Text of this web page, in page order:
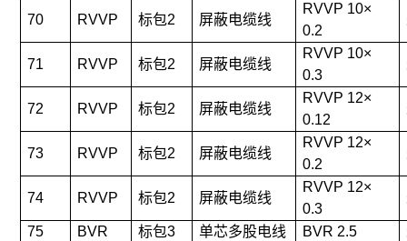
70 RVVP 标包2 屏蔽电缆线
RVVP 10×
0.2
71 RVVP 标包2 屏蔽电缆线
RVVP 10×
0.3
72 RVVP 标包2 屏蔽电缆线
RVVP 12×
0.12
73 RVVP 标包2 屏蔽电缆线
RVVP 12×
0.2
74 RVVP 标包2 屏蔽电缆线
RVVP 12×
0.3
75 BVR 标包3 单芯多股电线 BVR 2.5